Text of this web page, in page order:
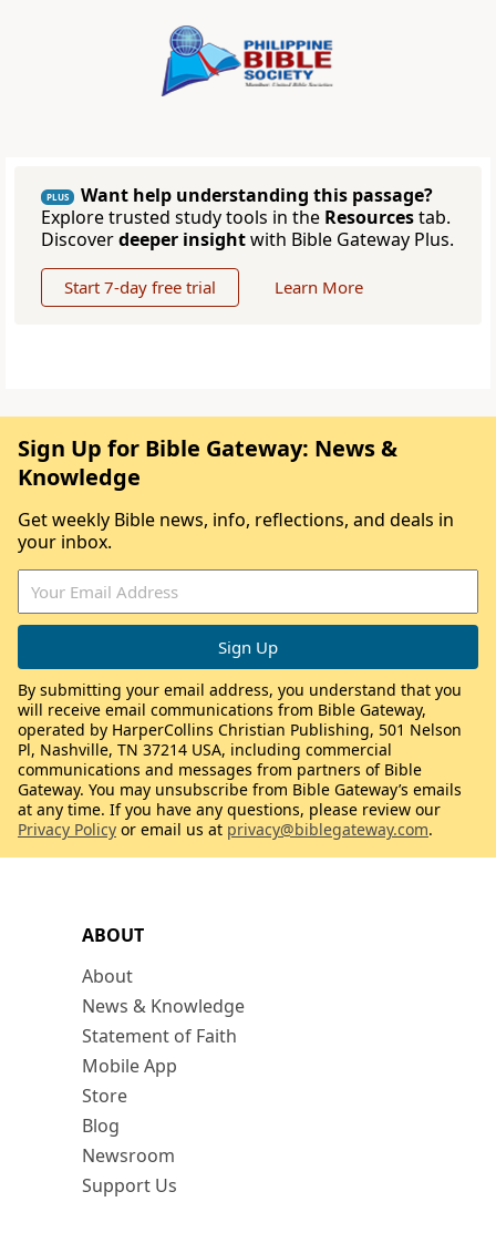
PLUS
Want help understanding this passage?
Explore trusted study tools in the Resourcestab.
Discoverdeeper insightwith Bible Gateway Plus.
Start 7-day free trial Learn More
ABOUT
About
News & Knowledge
Statement of Faith
Mobile App
Store
Blog
Newsroom
Support Us
Sign Up for Bible Gateway: News &
Knowledge
Get weekly Bible news, info, reflections, and deals in
your inbox.
By submitting your email address, you understand that you
will receive email communications from Bible Gateway,
operated by HarperCollins Christian Publishing, 501 Nelson
Pl, Nashville, TN 37214 USA, including commercial
communications and messages from partners of Bible
Gateway. You may unsubscribe from Bible Gateway’s emails
at any time. If you have any questions, please review our
Privacy Policy or email us at privacy@biblegateway.com.